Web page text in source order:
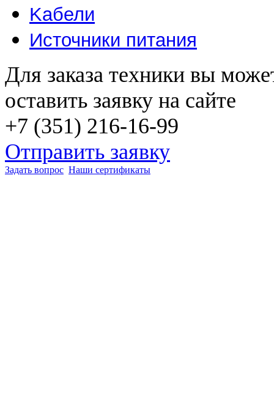
Kабели
Источники питания
Для заказа техники вы
оставить заявку на сайте
+7 (351) 216-16-99
Отправить заявку
Задать вопрос Наши сертификаты